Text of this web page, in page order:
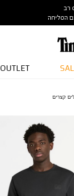
רב
הסליחה
OUTLET
קצרים